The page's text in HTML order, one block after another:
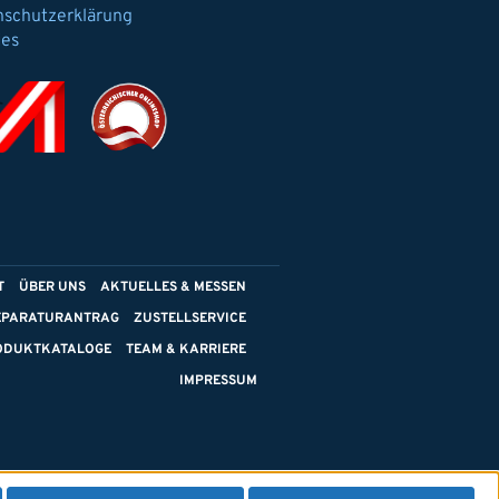
ÜBER UNS
AKTUELLES & MESSEN
ZUSTELLSERVICE
TEAM & KARRIERE
IMPRESSUM